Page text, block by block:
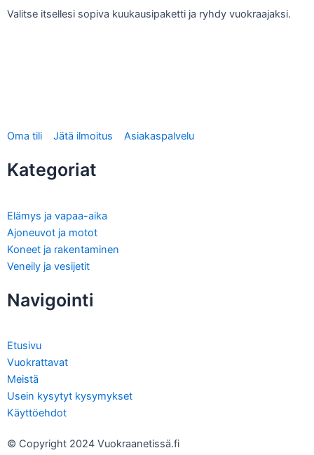
Valitse itsellesi sopiva kuukausipaketti ja ryhdy vuokraajaksi.
Oma tili Jätä ilmoitus Asiakaspalvelu
Kategoriat
Elämys ja vapaa-aika
Ajoneuvot ja motot
Koneet ja rakentaminen
Veneily ja vesijetit
Navigointi
Etusivu
Vuokrattavat
Meistä
Usein kysytyt kysymykset
Käyttöehdot
© Copyright 2024 Vuokraanetissä.fi